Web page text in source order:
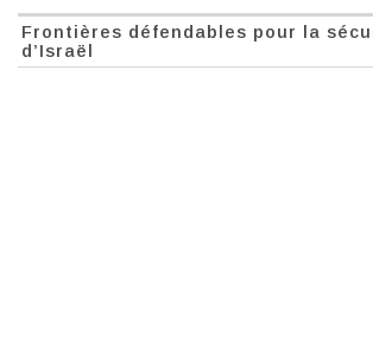
Frontières défendables pour la
d’Israël